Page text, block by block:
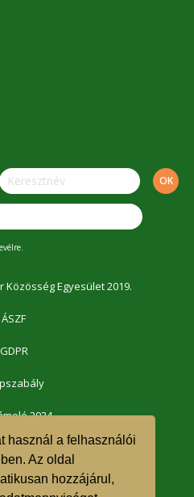
használ a felhasználói
Az oldal
hozzájárul,
Egyesület 2019.
ÁSZF
GDPR
2024.
2023.
2022.